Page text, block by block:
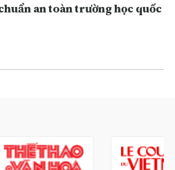
an toàn trường học quốc